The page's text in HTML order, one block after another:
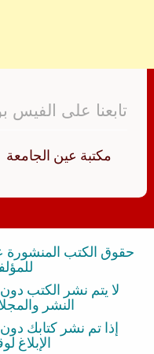
تابعنا على الفيس
‏مكتبة عين الجامعة‏
حقوق الكتب المنشورة
لا يتم نشر الكتب
النشر
إذا تم نشر كتابك